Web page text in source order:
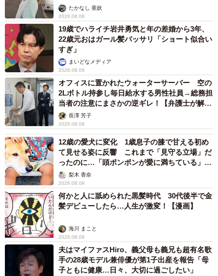
ストに取材】
たかなし 亜妖
2026.08.08
19歳でハライチ岩井勇気と年の差婚から3年、
22歳元おはガール髪バッサリ「ショート似合い
すぎ」
まいどなメディア
2026.08.08
オフィスに置かれたウォーターサーバー 空の
2Lボトル持参し毎日給水する男性社員→総務担
当者の注意にまさかの逆ギレ！【弁護士が解
説】長澤 芳子
2026.08.08
12歳の愛犬に変化 1歳息子の膝で甘える初め
て見せる姿に反響 これまで「見守る立場」だ
ったのに…「頭ポンポンが愛に満ちている」
「尊…」
梨木 香奈
2026.08.08
何かと人に舐められた黒髪時代 30代後半で金
髪デビューしたら…人生が激変！【漫画】
海川 まこと
2026.08.08
夫はマイファスHiro、義父母も義兄も超有名歌
手の28歳モデル兼俳優が第1子出産を報告「母
子ともに健康…日々、大切に過ごしたい」